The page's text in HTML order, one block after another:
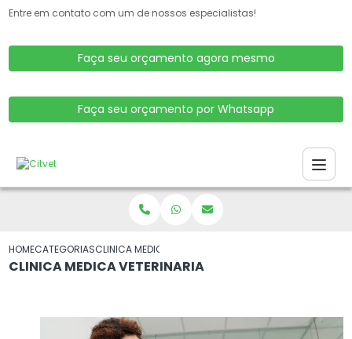
Entre em contato com um de nossos especialistas!
Faça seu orçamento agora mesmo
Faça seu orçamento por Whatsapp
HOMECATEGORIASCLINICA MEDICA VETERINARIA
CLINICA MEDICA VETERINARIA